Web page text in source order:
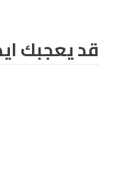
قد يعجبك